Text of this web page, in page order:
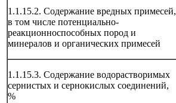
1.1.15.2. Содержание вредных примесей,
в том числе потенциально-
реакционноспособных пород и
минералов и органических примесей
1.1.15.3. Содержание водорастворимых
сернистых и сернокислых соединений,
%